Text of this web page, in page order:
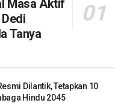
Masa Aktif
Tanya
Dilantik, Tetapkan 10
Hindu 2045